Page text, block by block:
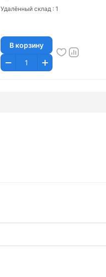
Удалённый склад : 1
В корзину